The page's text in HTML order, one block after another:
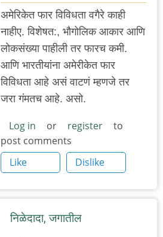
In
reply
to
अगदी
अगदी
विविधता
अणभव
by
अबापट
अमेरिकेत फार विविधता वगैरे काही
नाहीए. विशेषत:, भौगोलिक आकार आणि
लोकसंख्या पाहीली तर फारच कमी.
आणि भारतीयांना अमेरीकेत फार
विविधता आहे असं वाटणं म्हणजे तर
जरा गंमतच आहे. असो.
Log in or register
to
post comments
Like
Dislike
निळेदादा, जगातील